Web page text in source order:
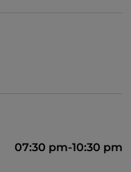
07:30 pm-10:30 pm